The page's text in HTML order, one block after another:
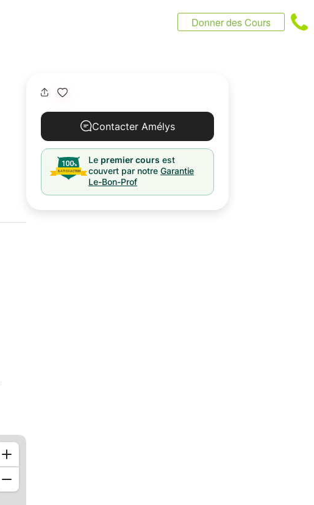
Donner des Cours
Contacter Amélys
Le premier cours est
couvert par notre Garantie
Le-Bon-Prof